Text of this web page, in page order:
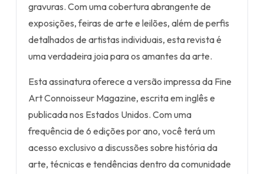
gravuras. Com uma cobertura abrangente de
exposições, feiras de arte e leilões, além de perfis
detalhados de artistas individuais, esta revista é
uma verdadeira joia para os amantes da arte.
Esta assinatura oferece a versão impressa da Fine
Art Connoisseur Magazine, escrita em inglês e
publicada nos Estados Unidos. Com uma
frequência de 6 edições por ano, você terá um
acesso exclusivo a discussões sobre história da
arte, técnicas e tendências dentro da comunidade